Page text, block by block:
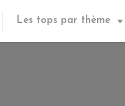
Les tops par thème